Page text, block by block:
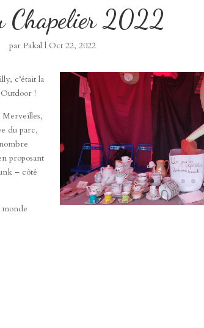
Chapelier 2022
par Pakal| Oct 22, 2022
c’était la
!
Merveilles,
du parc,
proposant
– côté